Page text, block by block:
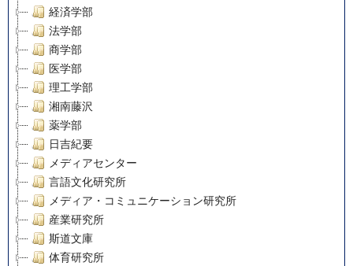
経済学部
法学部
商学部
医学部
理工学部
湘南藤沢
薬学部
日吉紀要
メディアセンター
言語文化研究所
メディア・コミュニケーション研究所
産業研究所
斯道文庫
体育研究所